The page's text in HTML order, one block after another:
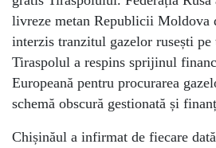
livreze metan Republicii Moldova
interzis tranzitul gazelor rusești
Tiraspolul a respins sprijinul
Europeană pentru procurarea
schemă obscură gestionată și
Chișinăul a infirmat de fiecare